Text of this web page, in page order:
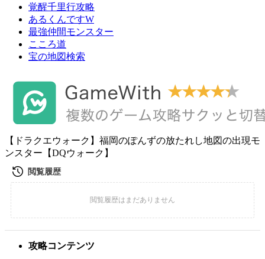
覚醒千里行攻略
あるくんですW
最強仲間モンスター
こころ道
宝の地図検索
【ドラクエウォーク】福岡のぽんずの放たれし地図の出現モ
ンスター【DQウォーク】
攻略コンテンツ